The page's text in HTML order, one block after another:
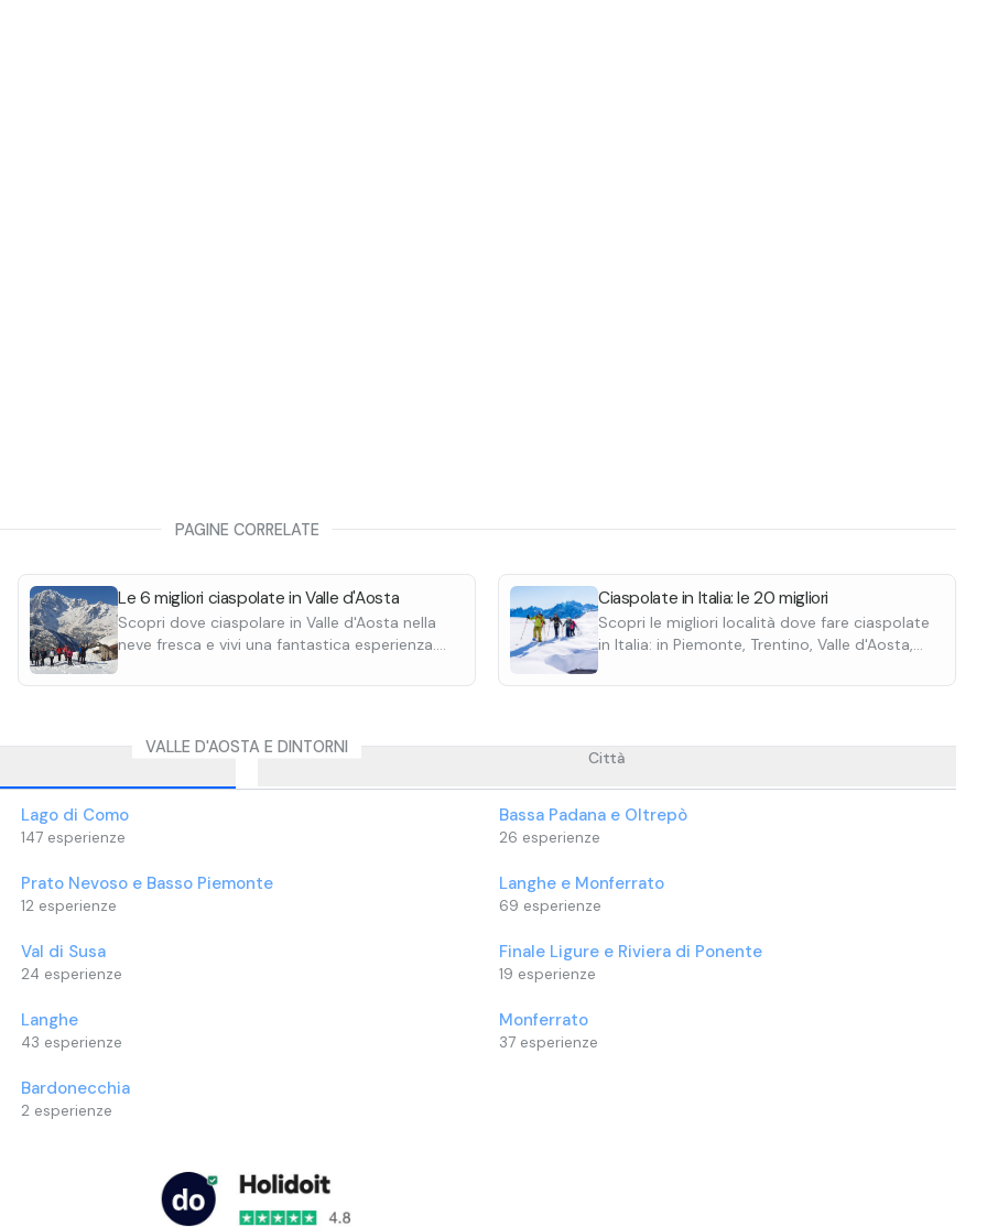
PAGINE CORRELATE
Le 6 migliori ciaspolate in Valle d'Aosta
Scopri dove ciaspolare in Valle d'Aosta nella
neve fresca e vivi una fantastica esperienza.
Adatte ai principianti.
Ciaspolate in Italia: le 20 migliori
Scopri le migliori località dove fare ciaspolate
in Italia: in Piemonte, Trentino, Valle d'Aosta,
VALLE D'AOSTA E DINTORNI
Città
Lago di Como
147 esperienze
Bassa Padana e Oltrepò
26 esperienze
Prato Nevoso e Basso Piemonte
12 esperienze
Langhe e Monferrato
69 esperienze
Val di Susa
24 esperienze
Finale Ligure e Riviera di Ponente
19 esperienze
Langhe
43 esperienze
Monferrato
37 esperienze
Bardonecchia
2 esperienze